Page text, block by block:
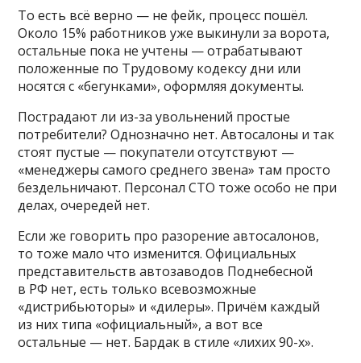
То есть всё верно — не фейк, процесс пошёл.
Около 15% работников уже выкинули за ворота,
остальные пока не учтены — отрабатывают
положенные по Трудовому кодексу дни или
носятся с «бегунками», оформляя документы.
Пострадают ли из-за увольнений простые
потребители? Однозначно нет. Автосалоны и так
стоят пустые — покупатели отсутствуют —
«менеджеры самого среднего звена» там просто
бездельничают. Персонал СТО тоже особо не при
делах, очередей нет.
Если же говорить про разорение автосалонов,
то тоже мало что изменится. Официальных
представительств автозаводов Поднебесной
в РФ нет, есть только всевозможные
«дистрибьюторы» и «дилеры». Причём каждый
из них типа «официальный», а вот все
остальные — нет. Бардак в стиле «лихих 90-х».